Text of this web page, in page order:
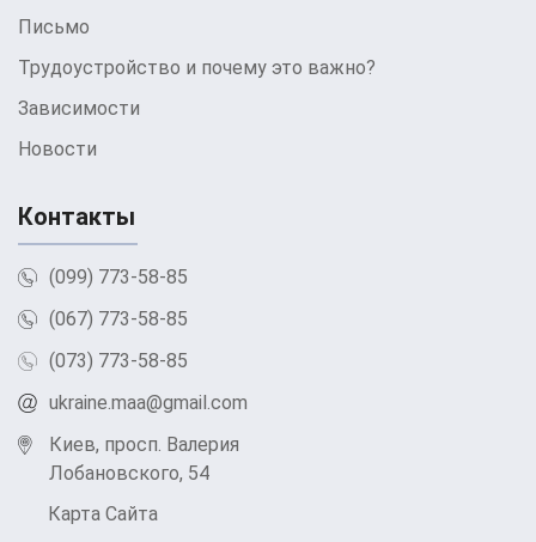
Письмо
Трудоустройство и почему это важно?
Зависимости
Новости
Контакты
(099) 773-58-85
(067) 773-58-85
(073) 773-58-85
ukraine.maa@gmail.com
Киев, просп. Валерия
Лобановского, 54
Карта Сайта